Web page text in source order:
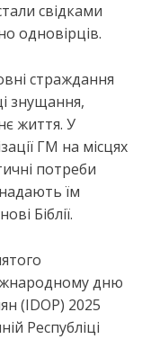
свідками
одновірців.
страждання
знущання,
життя. У
ГМ на місцях
потреби
їм
Біблії.
дню
(IDOP) 2025
Республіці